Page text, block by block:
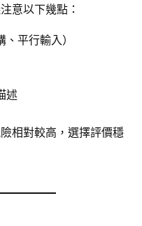
意以下幾點：
平行輸入）
述
相對較高，選擇評價穩